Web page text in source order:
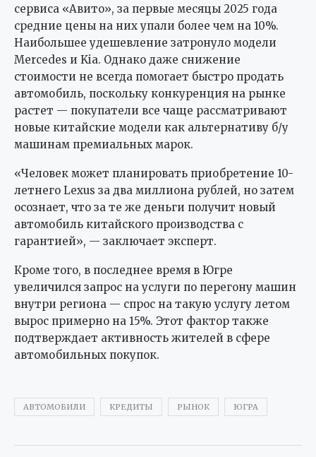
сервиса «Авито», за первые месяцы 2025 года
средние цены на них упали более чем на 10%.
Наибольшее удешевление затронуло модели
Mercedes и Kia. Однако даже снижение
стоимости не всегда помогает быстро продать
автомобиль, поскольку конкуренция на рынке
растет — покупатели все чаще рассматривают
новые китайские модели как альтернативу б/у
машинам премиальных марок.
«Человек может планировать приобретение 10-
летнего Lexus за два миллиона рублей, но затем
осознает, что за те же деньги получит новый
автомобиль китайского производства с
гарантией», — заключает эксперт.
Кроме того, в последнее время в Югре
увеличился запрос на услуги по перегону машин
внутри региона — спрос на такую услугу летом
вырос примерно на 15%. Этот фактор также
подтверждает активность жителей в сфере
автомобильных покупок.
АВТОМОБИЛИ КРЕДИТЫ РЫНОК ЮГРА